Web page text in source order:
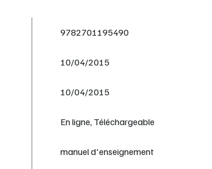
9782701195490
10/04/2015
10/04/2015
En ligne, Téléchargeable
manuel d'enseignement